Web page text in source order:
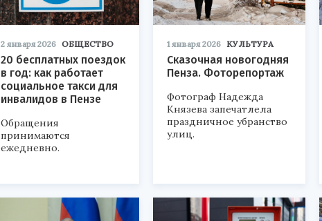
2 января 2026 ОБЩЕСТВО
20 бесплатных поездок
в год: как работает
социальное такси для
инвалидов в Пензе
Обращения
принимаются
ежедневно.
1 января 2026 КУЛЬТУРА
Сказочная новогодняя
Пенза. Фоторепортаж
Фотограф Надежда
Князева запечатлела
праздничное убранство
улиц.